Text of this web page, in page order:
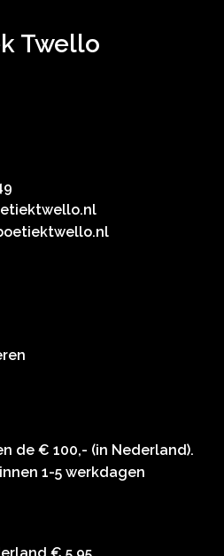
Twello
de € 100,- (in Nederland).
1-5 werkdagen
€ 5,95